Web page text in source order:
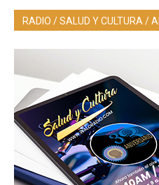
RADIO / SALUD Y CULTURA /